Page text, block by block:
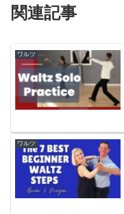
関連記事
ワルツ
ワルツ